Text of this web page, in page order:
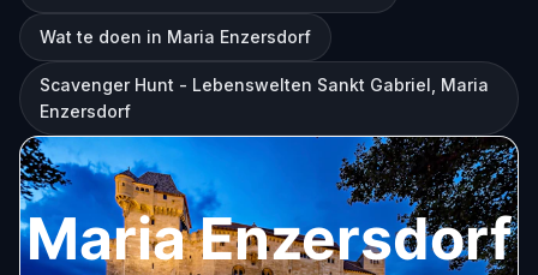
Wat te doen in Maria Enzersdorf
Scavenger Hunt - Lebenswelten Sankt Gabriel, Maria
Enzersdorf
Maria Enzersdorf